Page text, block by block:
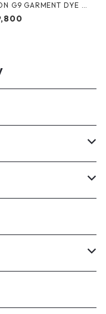
G9 GARMENT DYE b